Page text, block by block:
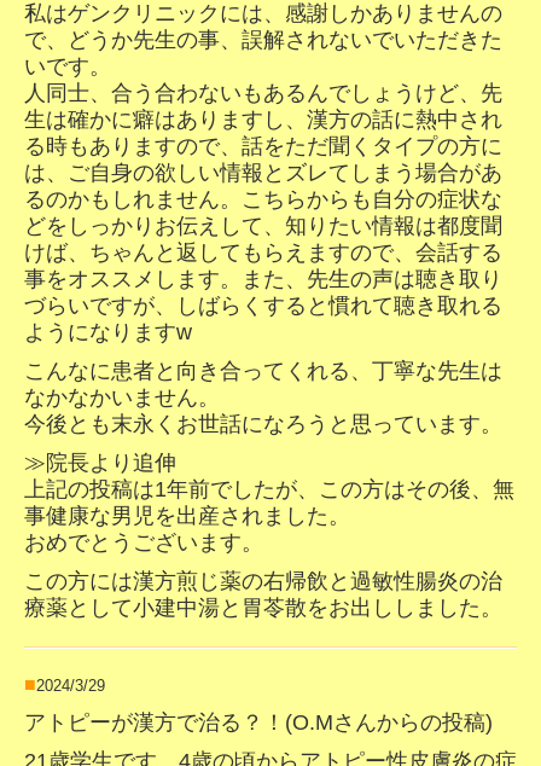
私はゲンクリニックには、感謝しかありませんの
で、どうか先生の事、誤解されないでいただきた
いです。
人同士、合う合わないもあるんでしょうけど、 先
生は確かに癖はありますし、漢方の話に熱中され
る時もありますので、 話をただ聞くタイプの方に
は、ご自身の欲しい情報とズレてしまう場合があ
るのかもしれません。 こちらからも自分の症状な
どをしっかりお伝えして、知りたい情報は都度聞
けば、ちゃんと返してもらえますので、会話する
事をオススメします。
また、先生の声は聴き取り
づらいですが、しばらくすると慣れて聴き取れる
ようになりますw
こんなに患者と向き合ってくれる、丁寧な先生は
なかなかいません。
今後とも末永くお世話になろうと思っています。
≫院長より追伸
上記の投稿は1年前でしたが、この方はその後、無
事健康な男児を出産されました。
おめでとうございます。
この方には漢方煎じ薬の右帰飲と過敏性腸炎の治
療薬として小建中湯と胃苓散をお出ししました。
■2024/3/29
アトピーが漢方で治る？！(O.Mさんからの投稿)